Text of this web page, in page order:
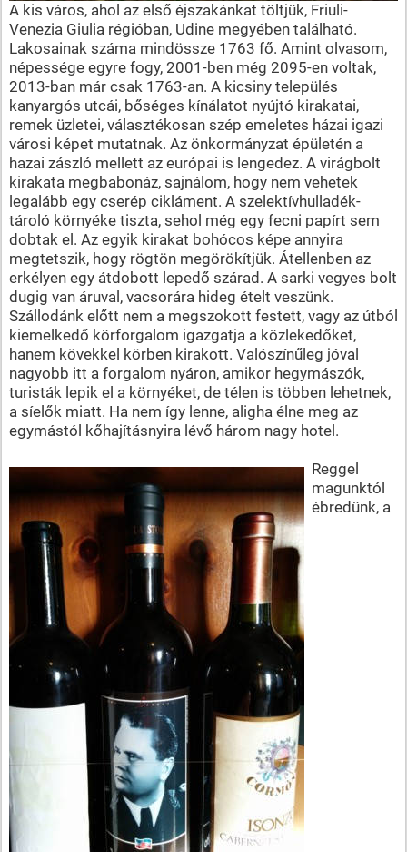
A kis város, ahol az első éjszakánkat töltjük, Friuli-
Venezia Giulia régióban, Udine megyében található.
Lakosainak száma mindössze 1763 fő. Amint olvasom,
népessége egyre fogy, 2001-ben még 2095-en voltak,
2013-ban már csak 1763-an. A kicsiny település
kanyargós utcái, bőséges kínálatot nyújtó kirakatai,
remek üzletei, választékosan szép emeletes házai igazi
városi képet mutatnak. Az önkormányzat épületén a
hazai zászló mellett az európai is lengedez. A virágbolt
kirakata megbabonáz, sajnálom, hogy nem vehetek
legalább egy cserép cikláment. A szelektívhulladék-
tároló környéke tiszta, sehol még egy fecni papírt sem
dobtak el. Az egyik kirakat bohócos képe annyira
megtetszik, hogy rögtön megörökítjük. Átellenben az
erkélyen egy átdobott lepedő szárad. A sarki vegyes bolt
dugig van áruval, vacsorára hideg ételt veszünk.
Szállodánk előtt nem a megszokott festett, vagy az útból
kiemelkedő körforgalom igazgatja a közlekedőket,
hanem kövekkel körben kirakott. Valószínűleg jóval
nagyobb itt a forgalom nyáron, amikor hegymászók,
turisták lepik el a környéket, de télen is többen lehetnek,
a síelők miatt. Ha nem így lenne, aligha élne meg az
egymástól kőhajításnyira lévő három nagy hotel.
Reggel
magunktól
ébredünk, a